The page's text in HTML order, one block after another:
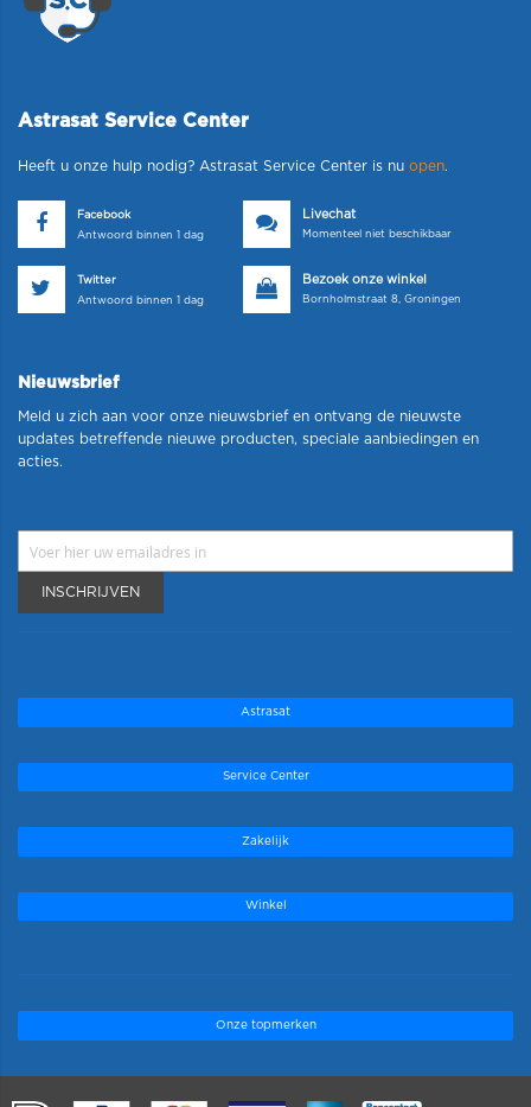
Astrasat Service Center
Heeft u onze hulp nodig? Astrasat Service Center is nu open.
Facebook
Antwoord binnen 1 dag
Livechat
Momenteel niet beschikbaar
Twitter
Antwoord binnen 1 dag
Bezoek onze winkel
Bornholmstraat 8, Groningen
Nieuwsbrief
Meld u zich aan voor onze nieuwsbrief en ontvang de nieuwste
updates betreffende nieuwe producten, speciale aanbiedingen en
acties.
INSCHRIJVEN
Astrasat
Service Center
Zakelijk
Winkel
Onze topmerken
.